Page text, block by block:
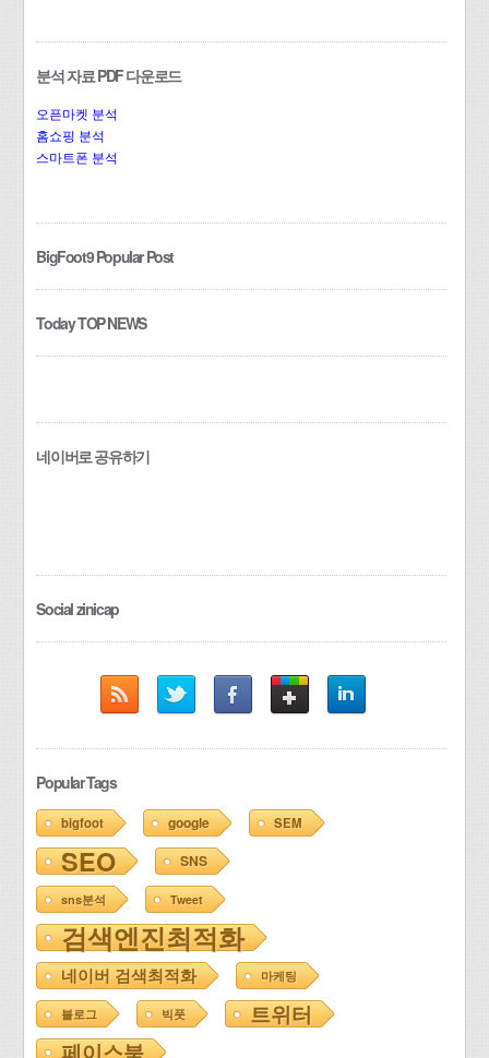
분석 자료 PDF 다운로드
오픈마켓 분석
홈쇼핑 분석
스마트폰 분석
BigFoot9 Popular Post
Today TOP NEWS
네이버로 공유하기
Social zinicap
Popular Tags
bigfoot google SEM
SEO SNS
sns분석 Tweet
검색엔진최적화
네이버 검색최적화 마케팅
블로그 빅풋
트위터